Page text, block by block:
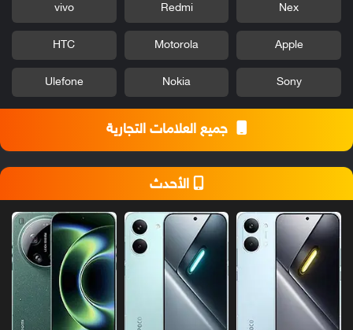
Nex
Redmi
vivo
Apple
Motorola
HTC
Sony
Nokia
Ulefone
جميع العلامات التجارية
الأحدث